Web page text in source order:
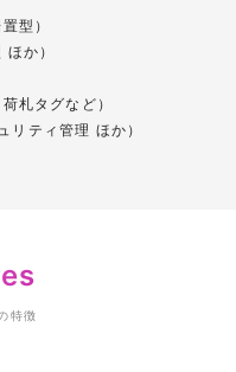
型）
か）
札タグなど）
リティ管理 ほか）
特徴